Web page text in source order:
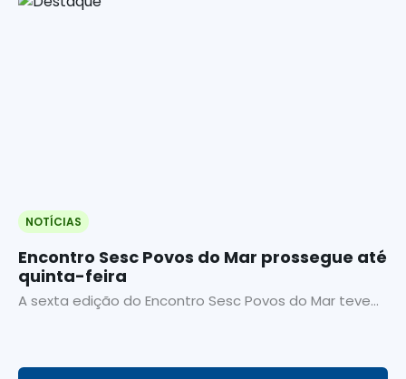
NOTÍCIAS
Encontro Sesc Povos do Mar prossegue até
quinta-feira
A sexta edição do Encontro Sesc Povos do Mar teve...